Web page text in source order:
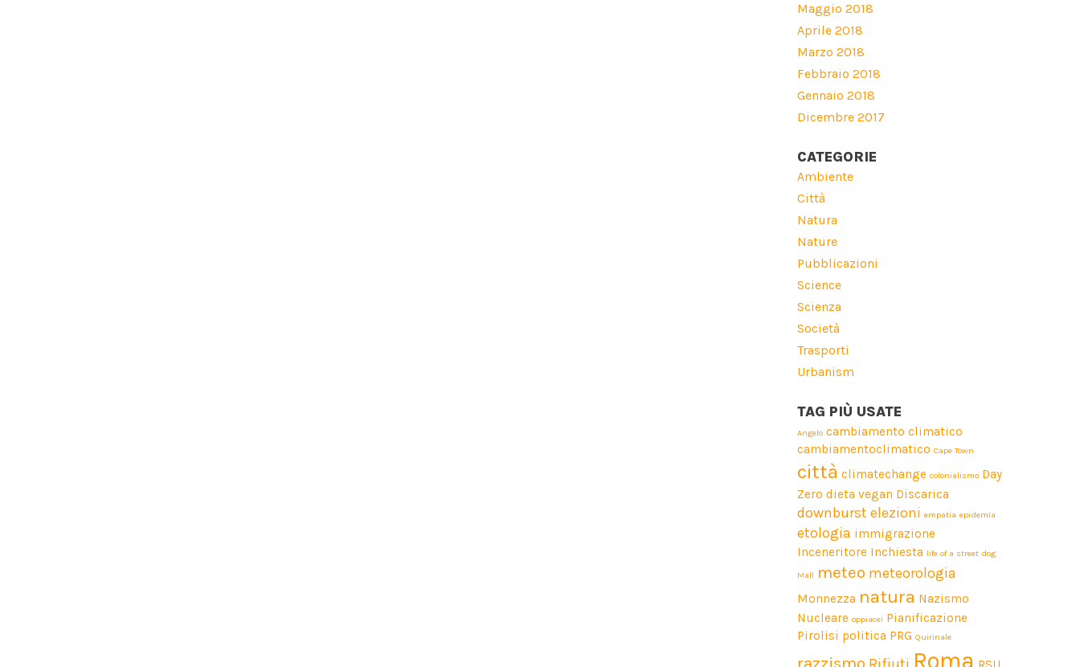
Maggio 2018
Aprile 2018
Marzo 2018
Febbraio 2018
Gennaio 2018
Dicembre 2017
CATEGORIE
Ambiente
Città
Natura
Nature
Pubblicazioni
Science
Scienza
Società
Trasporti
Urbanism
TAG PIÙ USATE
Angelo cambiamento climatico
cambiamentoclimatico Cape Town
città climatechange colonialismo Day
Zero dieta vegan Discarica
downburst elezioni empatia epidemia
etologia immigrazione
Inceneritore Inchiesta life of a street dog
Mall meteo meteorologia
Monnezza natura Nazismo
Nucleare oppiacei Pianificazione
Pirolisi politica PRG Quirinale
razzismo Roma